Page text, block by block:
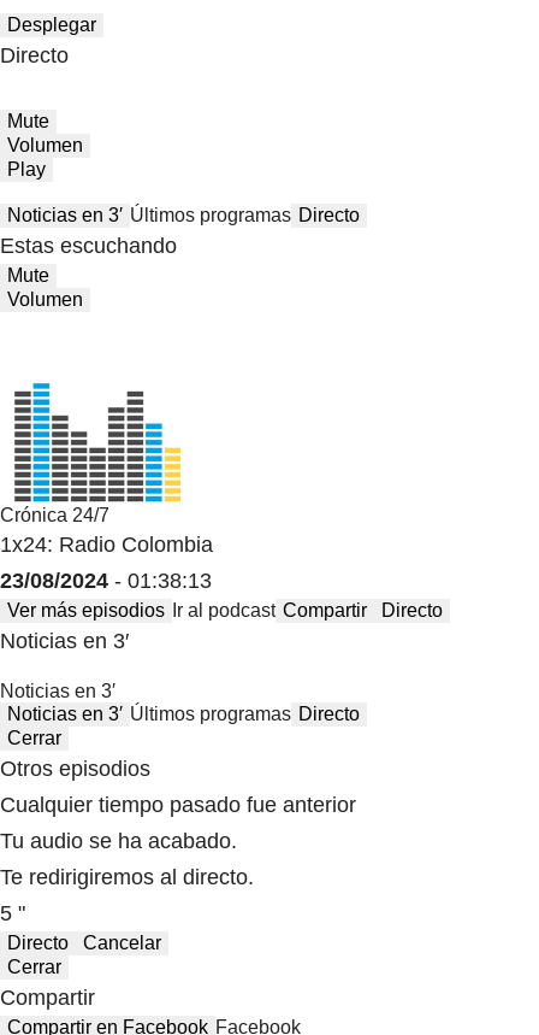
Desplegar
Directo
Mute
Volumen
Play
Noticias en 3′ Últimos programas Directo
Estas escuchando
Mute
Volumen
Crónica 24/7
1x24: Radio Colombia
23/08/2024 - 01:38:13
Ver más episodios Ir al podcast Compartir Directo
Noticias en 3′
Noticias en 3′
Noticias en 3′ Últimos programas Directo
Cerrar
Otros episodios
Cualquier tiempo pasado fue anterior
Tu audio se ha acabado.
Te redirigiremos al directo.
5 "
Directo
Cancelar
Cerrar
Compartir
Compartir en Facebook Facebook